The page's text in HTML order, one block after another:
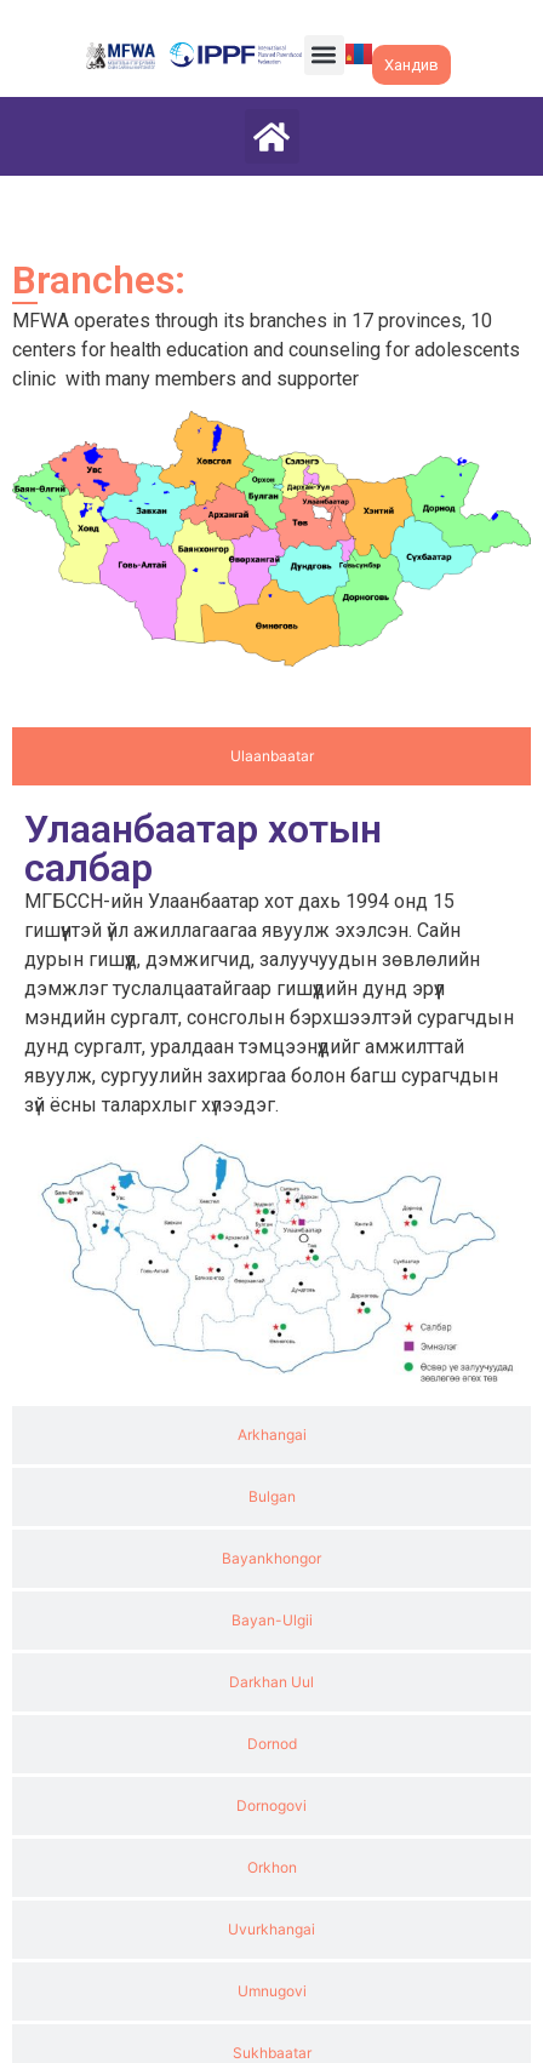
Хандив
Branches:
MFWA operates through its branches in 17 provinces, 10
centers for health education and counseling for adolescents
clinic with many members and supporter
Ulaanbaatar
Arkhangai
Bulgan
Bayankhongor
Bayan-Ulgii
Darkhan Uul
Dornod
Dornogovi
Orkhon
Uvurkhangai
Umnugovi
Sukhbaatar
Улаанбаатар хотын
салбар
МГБССН-ийн Улаанбаатар хот дахь 1994 онд 15
гишүүнтэй үйл ажиллагаагаа явуулж эхэлсэн. Сайн
дурын гишүүд, дэмжигчид, залуучуудын зөвлөлийн
дэмжлэг туслалцаатайгаар гишүүдийн дунд эрүүл
мэндийн сургалт, сонсголын бэрхшээлтэй сурагчдын
дунд сургалт, уралдаан тэмцээнүүдийг амжилттай
явуулж, сургуулийн захиргаа болон багш сурагчдын
зүй ёсны талархлыг хүлээдэг.